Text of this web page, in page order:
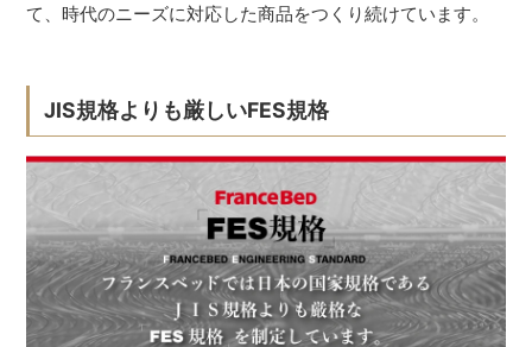
て、時代のニーズに対応した商品をつくり続けています。
JIS規格よりも厳しいFES規格